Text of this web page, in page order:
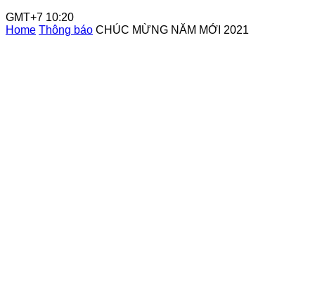
GMT+7 10:20
Home Thông báo CHÚC MỪNG NĂM MỚI 2021